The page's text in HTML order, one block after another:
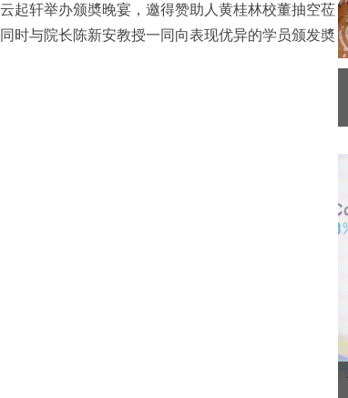
起轩举办颁奬晚宴，邀得赞助人黄桂林校董抽空莅
时与院长陈新安教授一同向表现优异的学员颁发奬